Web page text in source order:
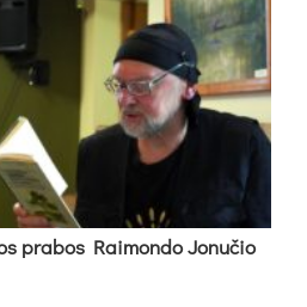
pra­bos Rai­mon­do Jo­nu­čio